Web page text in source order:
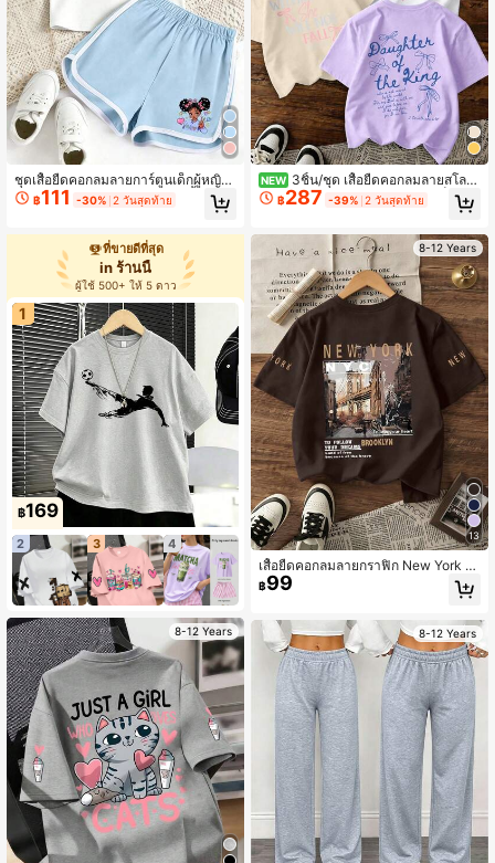
ชุดเสื้อยืดคอกลมลายการ์ตูนเด็กผู้หญิง
น่ารัก & โบว์หัวใจ + กางเกงขาสั้น สำห
รับเด็กผู้หญิงโต ชุดฤดูร้อนใหม่ สบาย ใ
฿111 -30% 2 วันสุดท้าย
ที่ขายดีที่สุด
in ร้านนี้
ผู้ใช้ 500+ ให้ 5 ดาว
1
฿169
2 3 4
8-12 Years
NEW 3ชิ้น/ชุด เสื้อยืดคอกลมลายสโลแ
กนและโบว์สไตล์มินิมอลสำหรับเด็กผู้ห
ญิง เหมาะสำหรับแฟชั่นประจำวันและค
฿287 -39% 2 วันสุดท้าย
8-12 Years
13
เสื้อยืดคอกลมลายกราฟิก New York Ci
ty สำหรับวัยรุ่นชาย, สบายและทันสมัย
สไตล์ใหม่ลำลอง, ฤดูใบไม้ผลิ/ฤดูร้อน
฿99
8-12 Years